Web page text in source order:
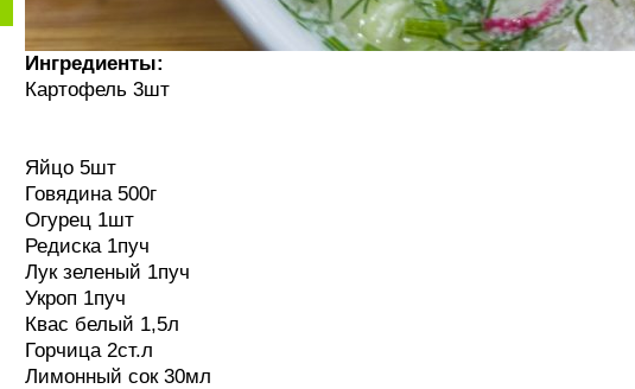
Ингредиенты:
Картофель 3шт
Яйцо 5шт
Говядина 500г
Огурец 1шт
Редиска 1пуч
Лук зеленый 1пуч
Укроп 1пуч
Квас белый 1,5л
Горчица 2ст.л
Лимонный сок 30мл